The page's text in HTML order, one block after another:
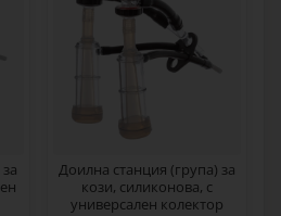
Доилна станция (група) за
кози, силиконова, с
универсален колектор